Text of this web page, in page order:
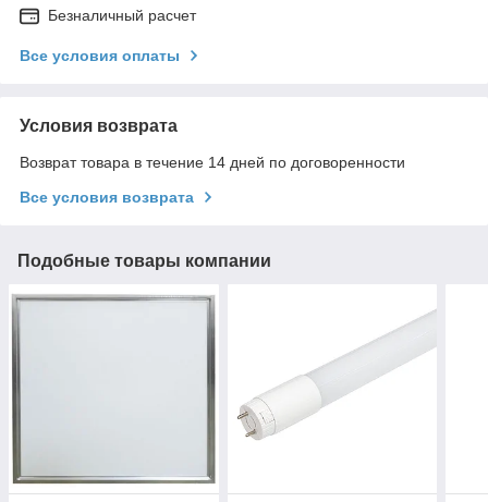
Безналичный расчет
Все условия оплаты
Условия возврата
Возврат товара в течение 14 дней по договоренности
Все условия возврата
Подобные товары компании